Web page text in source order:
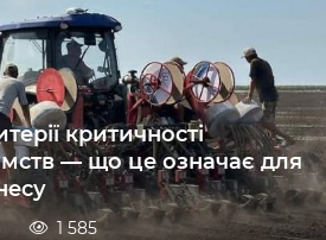
критичності
— що це означає для
1 585